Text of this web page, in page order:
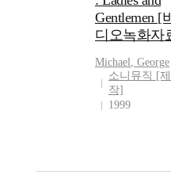
Gentlemen [
디오녹화자
Michael, George
소니뮤직 [제
작]
1999